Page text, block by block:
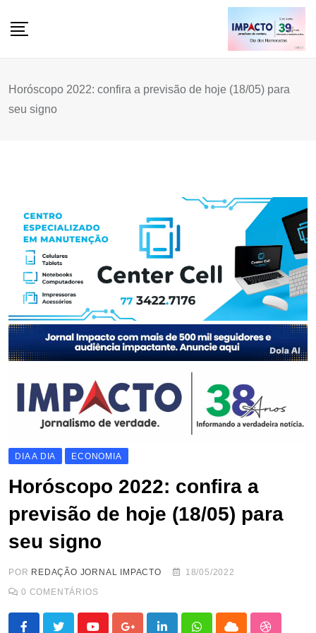
Horóscopo 2022: confira a previsão de hoje (18/05) para
seu signo
DIA A DIA ECONOMIA
Horóscopo 2022: confira a
previsão de hoje (18/05) para
seu signo
POR REDAÇÃO JORNAL IMPACTO
18/05/2022
0 COMENTÁRIOS